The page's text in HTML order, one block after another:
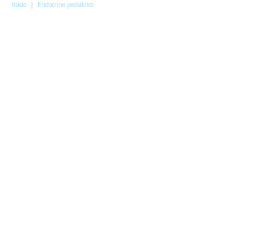
Inicio | Endocrino pediátrico